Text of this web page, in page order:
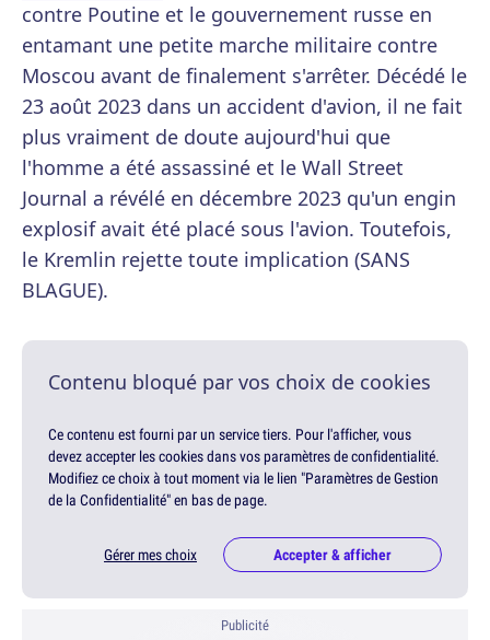
contre Poutine et le gouvernement russe en
entamant une petite marche militaire contre
Moscou avant de finalement s'arrêter. Décédé le
23 août 2023 dans un accident d'avion, il ne fait
plus vraiment de doute aujourd'hui que
l'homme a été assassiné et le Wall Street
Journal a révélé en décembre 2023 qu'un engin
explosif avait été placé sous l'avion. Toutefois,
le Kremlin rejette toute implication (SANS
BLAGUE).
Contenu bloqué par vos choix de cookies
Ce contenu est fourni par un service tiers. Pour l'afficher, vous
devez accepter les cookies dans vos paramètres de confidentialité.
Modifiez ce choix à tout moment via le lien "Paramètres de Gestion
de la Confidentialité" en bas de page.
Gérer mes choix Accepter & afficher
Publicité